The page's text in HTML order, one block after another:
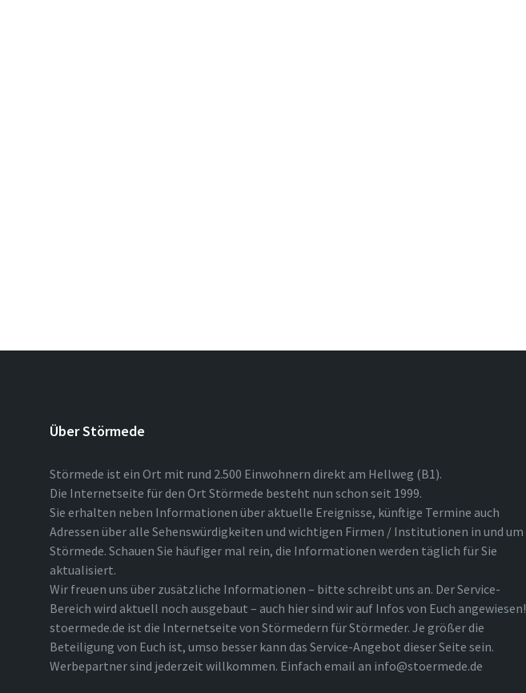
Über Störmede
Störmede ist ein Ort mit rund 2.500 Einwohnern direkt am Hellweg (B1).
Die Internetseite für den Ort Störmede besteht nun schon seit 1999.
Sie erhalten neben Informationen über aktuelle Ereignisse, künftige Termine auch
Adressen über alle Sehenswürdigkeiten und wichtigen Firmen / Institutionen in und um
Störmede. Schauen Sie häufiger mal rein, die Informationen werden täglich für Sie
aktualisiert.
Wir freuen uns über zusätzliche Informationen – bitte schreibt uns an. Der Service-
Bereich wird aktuell noch ausgebaut – auch hier sind wir auf Infos von Euch angewiesen!
stoermede.de ist die Internetseite von Störmedern für Störmeder. Je größer die
Beteiligung von Euch ist, umso besser kann das Service-Angebot dieser Seite sein.
Werbepartner sind jederzeit willkommen. Einfach email an info@stoermede.de